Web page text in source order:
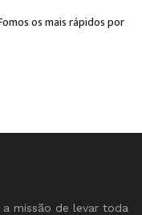
os mais rápidos por
a missão de levar toda